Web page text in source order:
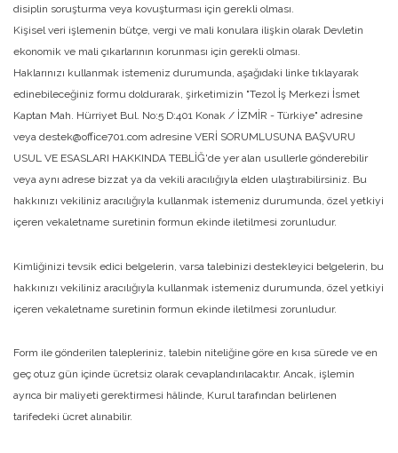
disiplin soruşturma veya kovuşturması için gerekli olması.
Kişisel veri işlemenin bütçe, vergi ve mali konulara ilişkin olarak Devletin
ekonomik ve mali çıkarlarının korunması için gerekli olması.
Haklarınızı kullanmak istemeniz durumunda, aşağıdaki linke tıklayarak
edinebileceğiniz formu doldurarak, şirketimizin "Tezol İş Merkezi İsmet
Kaptan Mah. Hürriyet Bul. No:5 D:401 Konak / İZMİR - Türkiye" adresine
veya destek@office701.com adresine VERİ SORUMLUSUNA BAŞVURU
USUL VE ESASLARI HAKKINDA TEBLİĞ'de yer alan usullerle gönderebilir
veya aynı adrese bizzat ya da vekili aracılığıyla elden ulaştırabilirsiniz. Bu
hakkınızı vekiliniz aracılığıyla kullanmak istemeniz durumunda, özel yetkiyi
içeren vekaletname suretinin formun ekinde iletilmesi zorunludur.
Kimliğinizi tevsik edici belgelerin, varsa talebinizi destekleyici belgelerin, bu
hakkınızı vekiliniz aracılığıyla kullanmak istemeniz durumunda, özel yetkiyi
içeren vekaletname suretinin formun ekinde iletilmesi zorunludur.
Form ile gönderilen talepleriniz, talebin niteliğine göre en kısa sürede ve en
geç otuz gün içinde ücretsiz olarak cevaplandırılacaktır. Ancak, işlemin
ayrıca bir maliyeti gerektirmesi hâlinde, Kurul tarafından belirlenen
tarifedeki ücret alınabilir.